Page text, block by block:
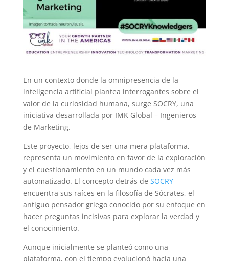
En un contexto donde la omnipresencia de la
inteligencia artificial plantea interrogantes sobre el
valor de la curiosidad humana, surge SOCRY, una
iniciativa desarrollada por IMK Global – Ingenieros
de Marketing.
Este proyecto, lejos de ser una mera plataforma,
representa un movimiento en favor de la exploración
y el cuestionamiento en un mundo cada vez más
automatizado. El concepto detrás de SOCRY
encuentra sus raíces en la filosofía de Sócrates, el
antiguo pensador griego conocido por su enfoque en
hacer preguntas incisivas para explorar la verdad y
el conocimiento.
Aunque inicialmente se planteó como una
plataforma, con el tiempo evolucionó hacia una